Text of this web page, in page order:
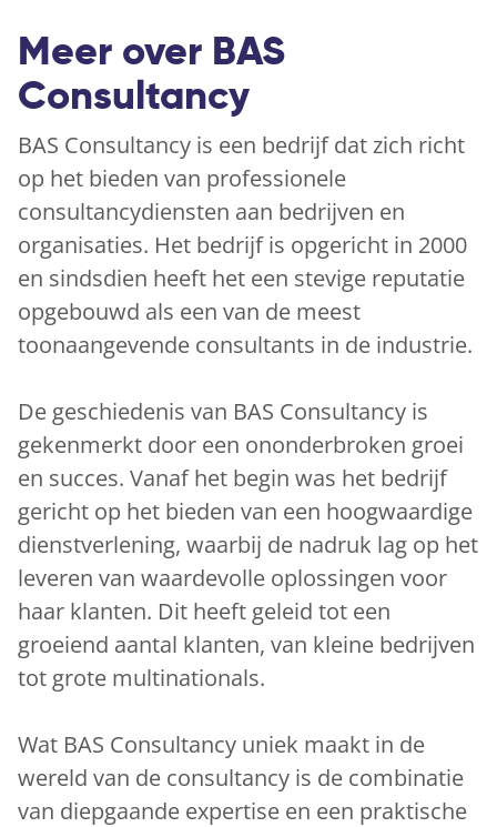
Meer over BAS
Consultancy
BAS Consultancy is een bedrijf dat zich richt
op het bieden van professionele
consultancydiensten aan bedrijven en
organisaties. Het bedrijf is opgericht in 2000
en sindsdien heeft het een stevige reputatie
opgebouwd als een van de meest
toonaangevende consultants in de industrie.
De geschiedenis van BAS Consultancy is
gekenmerkt door een ononderbroken groei
en succes. Vanaf het begin was het bedrijf
gericht op het bieden van een hoogwaardige
dienstverlening, waarbij de nadruk lag op het
leveren van waardevolle oplossingen voor
haar klanten. Dit heeft geleid tot een
groeiend aantal klanten, van kleine bedrijven
tot grote multinationals.
Wat BAS Consultancy uniek maakt in de
wereld van de consultancy is de combinatie
van diepgaande expertise en een praktische